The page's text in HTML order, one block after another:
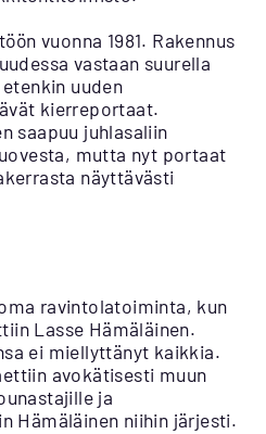
vuonna 1981. Rakennus
vastaan suurella
uuden
kierreportaat.
saapuu juhlasaliin
mutta nyt portaat
näyttävästi
ravintolatoiminta, kun
Lasse Hämäläinen.
ei miellyttänyt kaikkia.
avokätisesti muun
ja
Hämäläinen niihin järjesti.